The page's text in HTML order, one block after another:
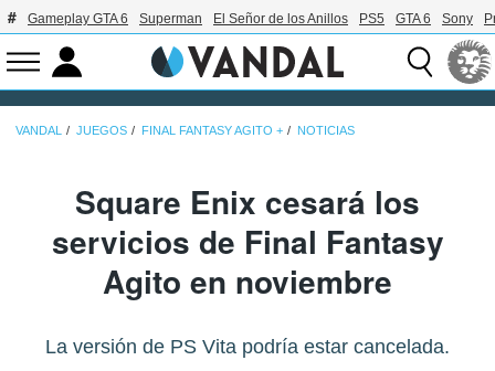
Gameplay GTA 6 Superman El Señor de los Anillos PS5 GTA 6 Sony
VANDAL JUEGOS FINAL FANTASY AGITO + NOTICIAS
Square Enix cesará los
servicios de Final Fantasy
Agito en noviembre
La versión de PS Vita podría estar cancelada.